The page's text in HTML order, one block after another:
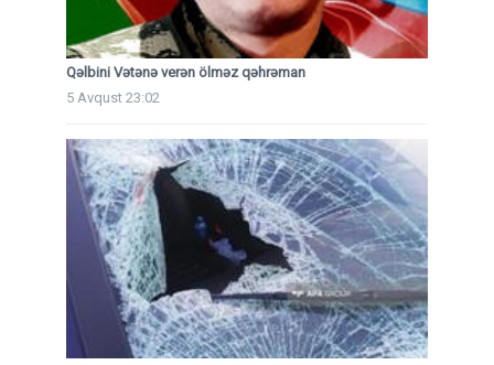
Qəlbini Vətənə verən ölməz qəhrəman
5 Avqust 23:02